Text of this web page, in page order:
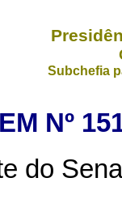
Subchefia
Nº
do